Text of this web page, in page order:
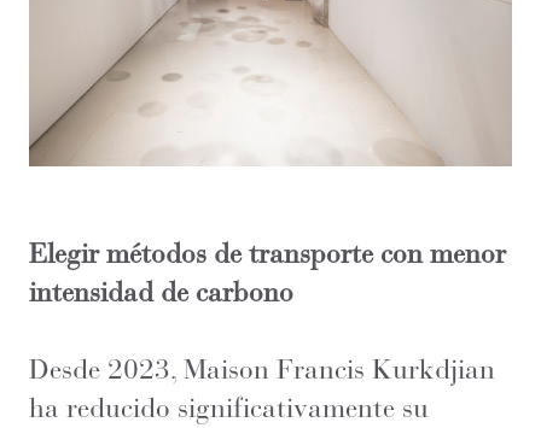
Elegir métodos de transporte con menor
intensidad de carbono
Desde 2023, Maison Francis Kurkdjian
ha reducido significativamente su